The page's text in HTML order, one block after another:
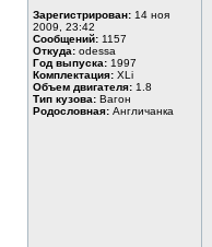
Зарегистрирован: 14 ноя
2009, 23:42
Сообщений: 1157
Откуда: odessa
Год выпуска: 1997
Комплектация: XLi
Объем двигателя: 1.8
Тип кузова: Вагон
Родословная: Англичанка